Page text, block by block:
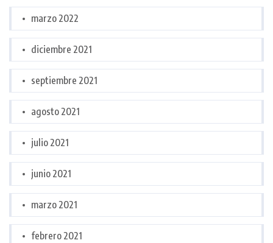
marzo 2022
diciembre 2021
septiembre 2021
agosto 2021
julio 2021
junio 2021
marzo 2021
febrero 2021